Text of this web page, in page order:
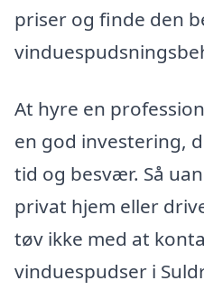
priser og finde den
At hyre en
en god investering,
tid og besvær. Så
privat hjem eller
tøv ikke med at
vinduespudser i